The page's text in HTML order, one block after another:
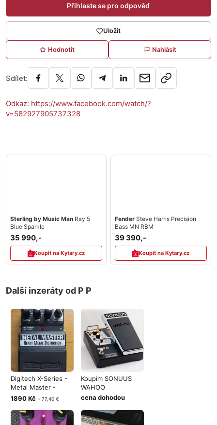
Přihlaste se pro odpověď
Uložit
Hodnotit Nahlásit
Sdílet:
Odkaz: https://www.facebook.com/watch/?
v=582927905737328
Sterling by Music Man Ray 5
Blue Sparkle
35 990,-
Koupit na Kytary.cz
Fender Steve Harris Precision
Bass MN RBM
39 390,-
Koupit na Kytary.cz
Další inzeráty od P P
Digitech X-Series -
Metal Master -
Heavy Meta
1890 Kč ~ 77,40 €
Koupím SONUUS
WAHOO
cena dohodou